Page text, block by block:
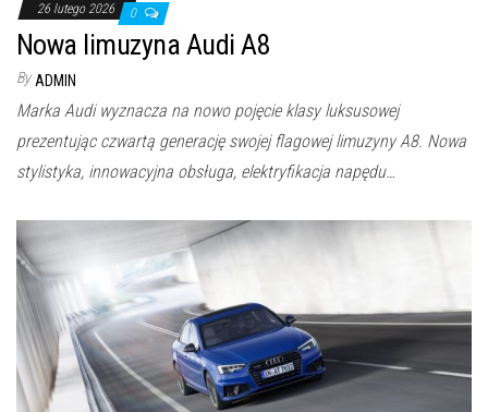
26 lutego 2026 0
Nowa limuzyna Audi A8
By ADMIN
Marka Audi wyznacza na nowo pojęcie klasy luksusowej
prezentując czwartą generację swojej flagowej limuzyny A8. Nowa
stylistyka, innowacyjna obsługa, elektryfikacja napędu…